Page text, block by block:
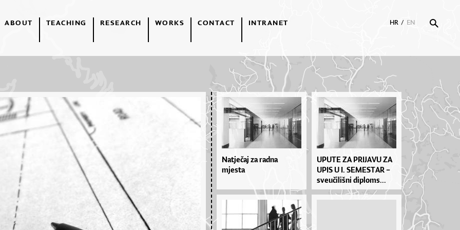
ABOUT TEACHING RESEARCH WORKS CONTACT INTRANET HR / EN
Natječaj za radna
mjesta
UPU­TE ZA PRI­JA­VU ZA
UPIS U I. SE­MES­TAR –
sve­u­či­liš­ni di­plo­ms...